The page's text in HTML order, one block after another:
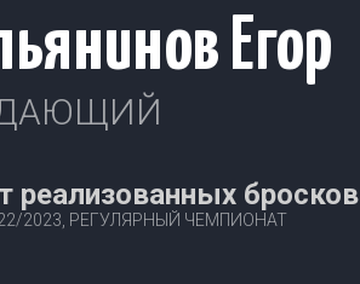
Егор
реализованных бросков
2023, РЕГУЛЯРНЫЙ ЧЕМПИОНАТ